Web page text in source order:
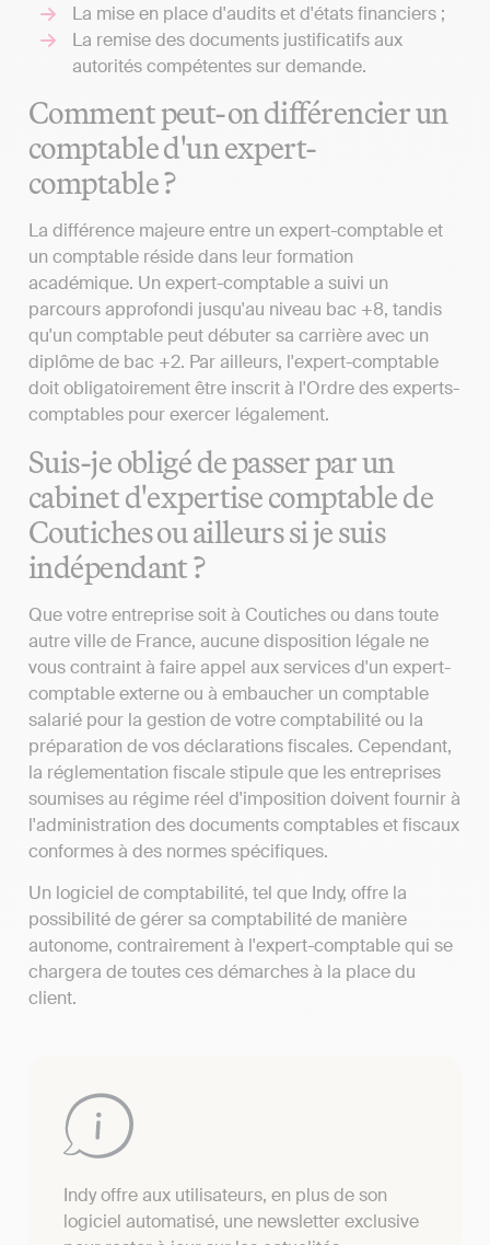
La mise en place d'audits et d'états financiers ;
La remise des documents justificatifs aux
autorités compétentes sur demande.
Comment peut-on différencier un
comptable d'un expert-
comptable ?
La différence majeure entre un expert-comptable et
un comptable réside dans leur formation
académique. Un expert-comptable a suivi un
parcours approfondi jusqu'au niveau bac +8, tandis
qu'un comptable peut débuter sa carrière avec un
diplôme de bac +2. Par ailleurs, l'expert-comptable
doit obligatoirement être inscrit à l'Ordre des experts-
comptables pour exercer légalement.
Suis-je obligé de passer par un
cabinet d'expertise comptable de
Coutiches ou ailleurs si je suis
indépendant ?
Que votre entreprise soit à Coutiches ou dans toute
autre ville de France, aucune disposition légale ne
vous contraint à faire appel aux services d'un expert-
comptable externe ou à embaucher un comptable
salarié pour la gestion de votre comptabilité ou la
préparation de vos déclarations fiscales. Cependant,
la réglementation fiscale stipule que les entreprises
soumises au régime réel d'imposition doivent fournir à
l'administration des documents comptables et fiscaux
conformes à des normes spécifiques.
Un logiciel de comptabilité, tel que Indy, offre la
possibilité de gérer sa comptabilité de manière
autonome, contrairement à l'expert-comptable qui se
chargera de toutes ces démarches à la place du
client.
Indy offre aux utilisateurs, en plus de son
logiciel automatisé, une newsletter exclusive